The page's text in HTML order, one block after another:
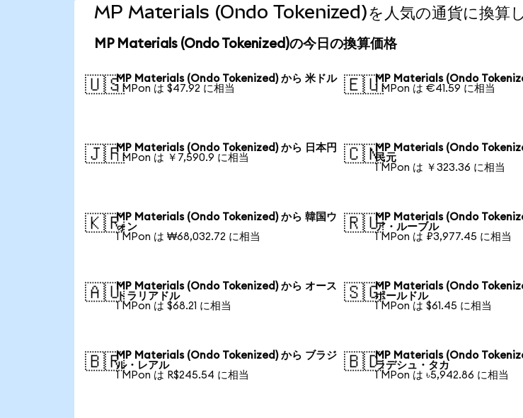
MP Materials (Ondo Tokenized)を人気の通貨に換算し
MP Materials (Ondo Tokenized)の今日の換算価格
🇺🇸MP Materials (Ondo Tokenized) から 米ドル
1 MPon は $47.92 に相当
🇪🇺MP Materials (Ondo
1 MPon は €41.59 に相当
🇯🇵MP Materials (Ondo Tokenized) から 日本円
1 MPon は ￥7,590.9 に相当
🇨🇳MP Materials (Ondo
民元
1 MPon は ￥323.36 に相当
🇰🇷MP Materials (Ondo Tokenized) から 韓国ウ
ォン
1 MPon は ₩68,032.72 に相当
🇷🇺MP Materials (Ondo
ア・ルーブル
1 MPon は ₽3,977.45 に相当
🇦🇺MP Materials (Ondo Tokenized) から オース
トラリアドル
1 MPon は $68.21 に相当
🇸🇬MP Materials (Ondo
ポールドル
1 MPon は $61.45 に相当
🇧🇷MP Materials (Ondo Tokenized) から ブラジ
ル・レアル
1 MPon は R$245.54 に相当
🇧🇩MP Materials (Ondo
ラデシュ・タカ
1 MPon は ৳5,942.86 に相当